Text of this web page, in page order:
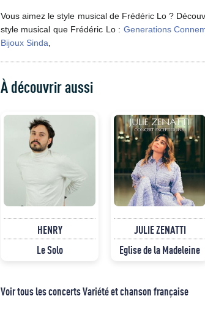
Vous aimez le style musical de Frédéric Lo ?
style musical que Frédéric Lo : Generations
Bijoux Sinda
À découvrir aussi
HENRY
Le Solo
JULIE ZENATTI
Eglise de la Madeleine
Voir tous les concerts Variété et chanson française